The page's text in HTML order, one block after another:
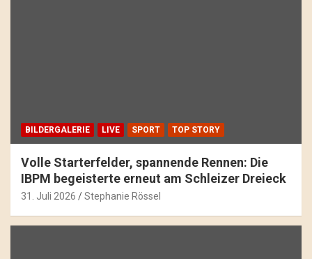
BILDERGALERIE LIVE SPORT TOP STORY
Volle Starterfelder, spannende Rennen: Die
IBPM begeisterte erneut am Schleizer Dreieck
31. Juli 2026 Stephanie Rössel